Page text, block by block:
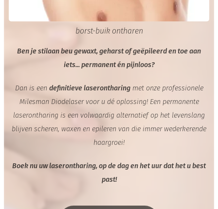
borst-buik ontharen
Ben je stilaan beu gewaxt, geharst of geëpileerd en toe aan
iets... permanent én pijnloos?
Dan is een definitieve laserontharingmet onze professionele
Milesman Diodelaser voor u dé oplossing! Een permanente
laserontharing is een volwaardig alternatief op het levenslang
blijven scheren, waxen en epileren van die immer wederkerende
haargroei!
Boek nu uw laserontharing, op de dag en het uur dat het u best
past!